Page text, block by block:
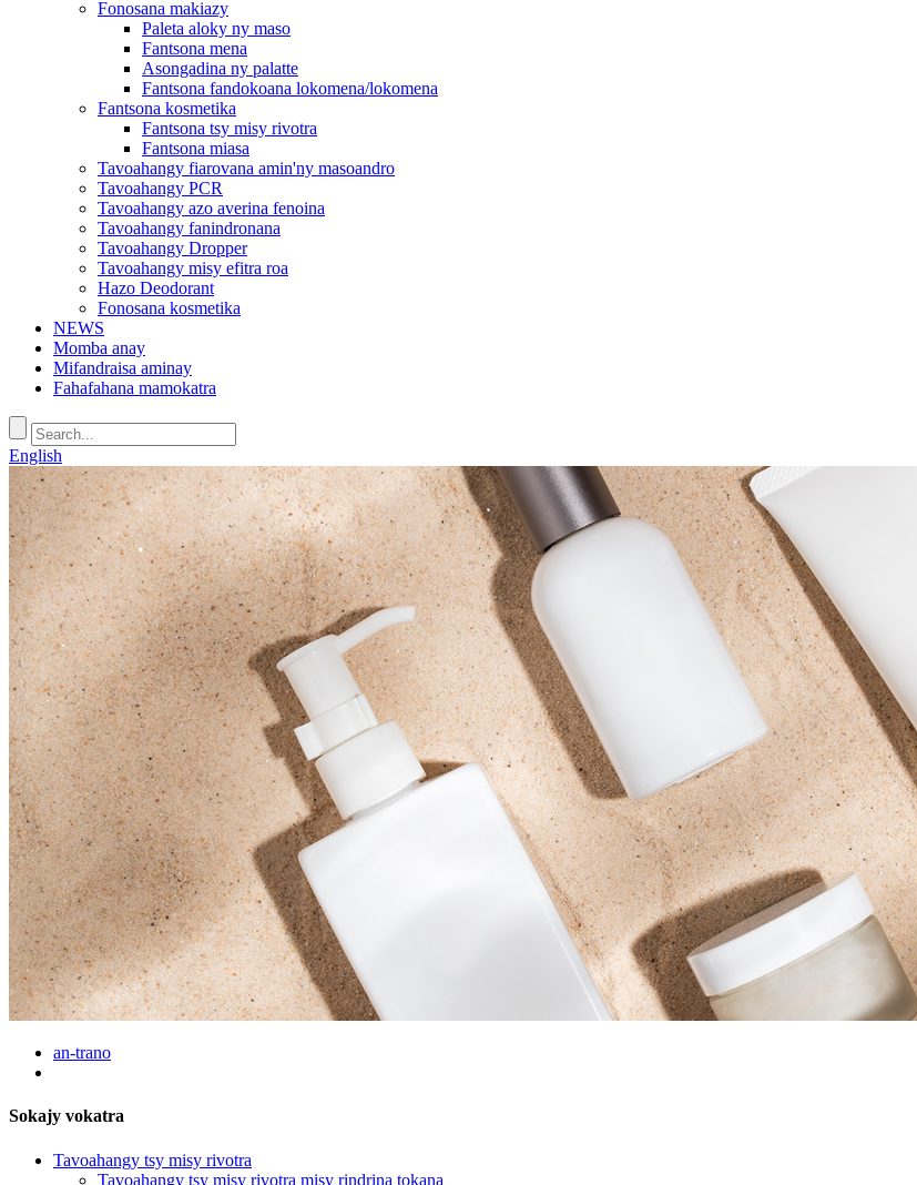
Fonosana makiazy
Paleta aloky ny maso
Fantsona mena
Asongadina ny palatte
Fantsona fandokoana lokomena/lokomena
Fantsona kosmetika
Fantsona tsy misy rivotra
Fantsona miasa
Tavoahangy fiarovana amin'ny masoandro
Tavoahangy PCR
Tavoahangy azo averina fenoina
Tavoahangy fanindronana
Tavoahangy Dropper
Tavoahangy misy efitra roa
Hazo Deodorant
Fonosana kosmetika
NEWS
Momba anay
Mifandraisa aminay
Fahafahana mamokatra
English
an-trano
Sokajy vokatra
Tavoahangy tsy misy rivotra
Tavoahangy tsy misy rivotra misy rindrina tokana